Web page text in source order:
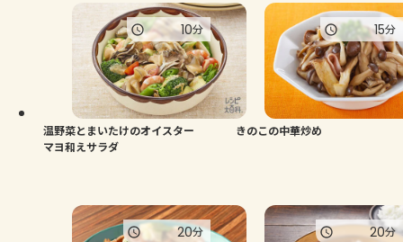
トーク
よくあるお問い合わせ
お買い物
温野菜とまいたけのオイスター
マヨ和えサラダ
10分
きのこの中華炒め
15分
20分 20分